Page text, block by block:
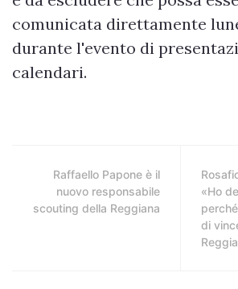
comunicata direttamente
durante l'evento di
calendari.
Raffaello Papone è il
nuovo responsabile
scouting della Reggiana
«Ho
di